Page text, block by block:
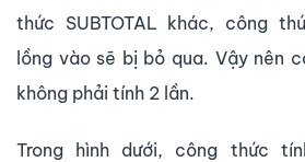
thức SUBTOTAL khác, công
lồng vào sẽ bị bỏ qua. Vậy nên
không phải tính 2 lần.
Trong hình dưới, công thức